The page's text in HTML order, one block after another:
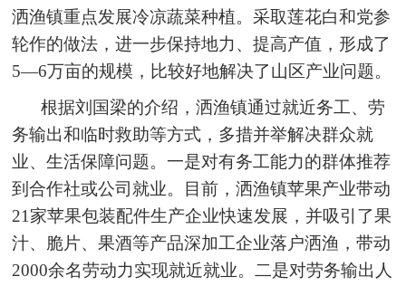
洒渔镇重点发展冷凉蔬菜种植。采取莲花白和党参
轮作的做法，进一步保持地力、提高产值，形成了
5—6万亩的规模，比较好地解决了山区产业问题。
根据刘国梁的介绍，洒渔镇通过就近务工、劳
务输出和临时救助等方式，多措并举解决群众就
业、生活保障问题。一是对有务工能力的群体推荐
到合作社或公司就业。目前，洒渔镇苹果产业带动
21家苹果包装配件生产企业快速发展，并吸引了果
汁、脆片、果酒等产品深加工企业落户洒渔，带动
2000余名劳动力实现就近就业。二是对劳务输出人